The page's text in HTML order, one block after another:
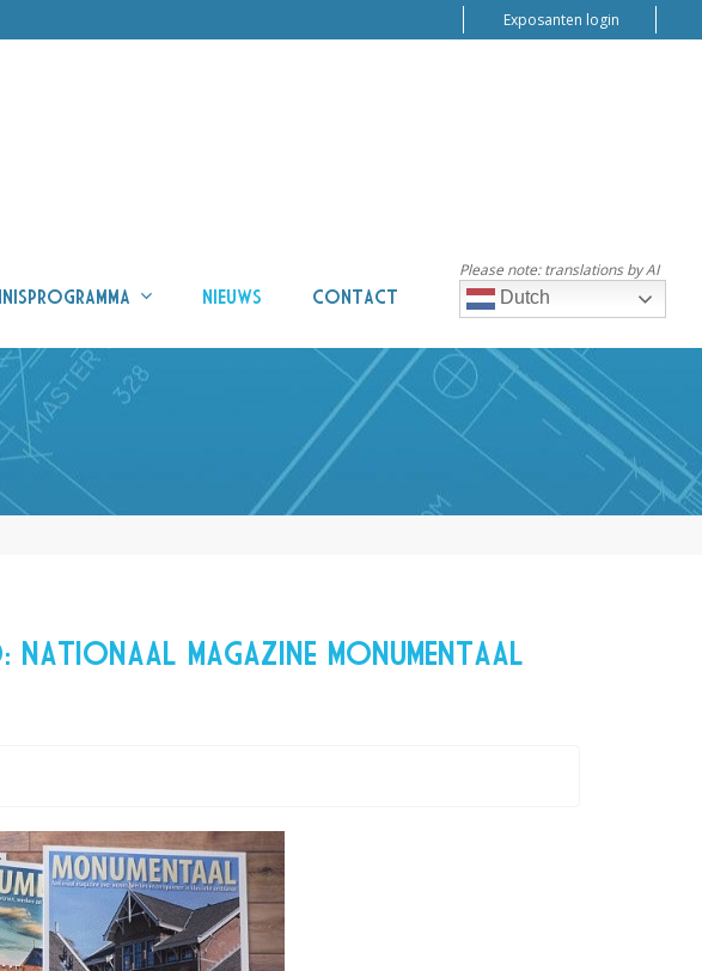
Exposanten login
NIEUWS CONTACT Dutch
Please note: translations by AI
magazine MONUMENTAAL